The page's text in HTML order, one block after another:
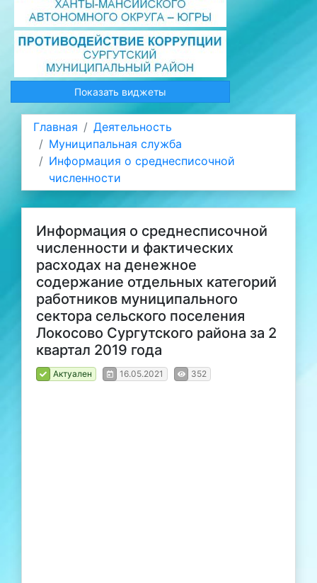
Показать виджеты
Главная
Деятельность
Муниципальная служба
Информация о среднесписочной
численности
Информация о среднесписочной
численности и фактических
расходах на денежное
содержание отдельных категорий
работников муниципального
сектора сельского поселения
Локосово Сургутского района за 2
квартал 2019 года
Актуален 16.05.2021 352